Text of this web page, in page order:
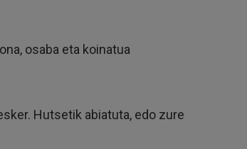
osaba eta koinatua
Hutsetik abiatuta, edo zure